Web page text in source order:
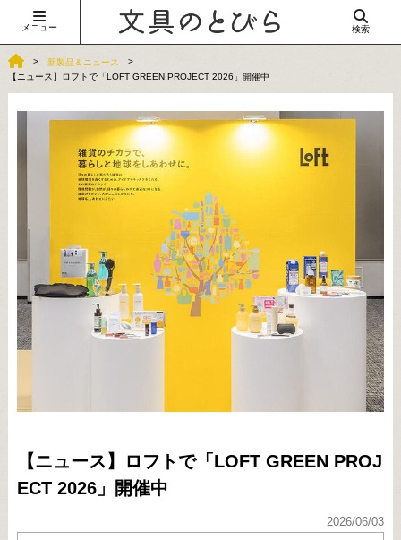
メニュー 検索
新製品＆ニュース
【ニュース】ロフトで「LOFT GREEN PROJECT 2026」開催中
【ニュース】ロフトで「LOFT GREEN PROJ
ECT 2026」開催中
2026/06/03